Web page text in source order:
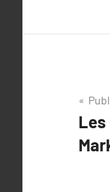
de
Les